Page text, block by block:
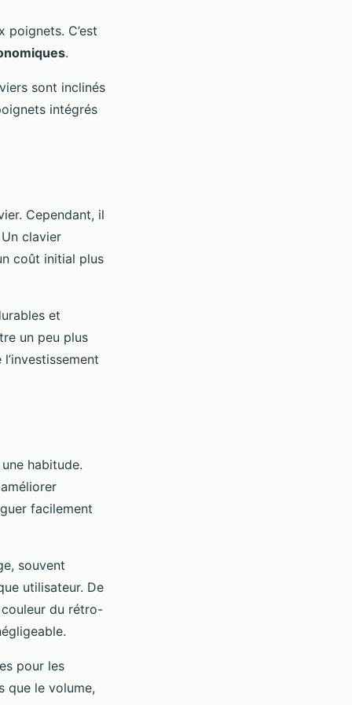
C’est
.
sont inclinés
intégrés
Cependant, il
clavier
coût initial plus
et
un peu plus
habitude.
facilement
souvent
utilisateur. De
du rétro-
pour les
que le volume,